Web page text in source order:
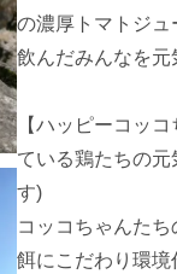
の濃厚トマトジュ
飲んだみんなを元
【ハッピーコッ
ている鶏たちの
す)
コッコちゃんた
餌にこだわり環境